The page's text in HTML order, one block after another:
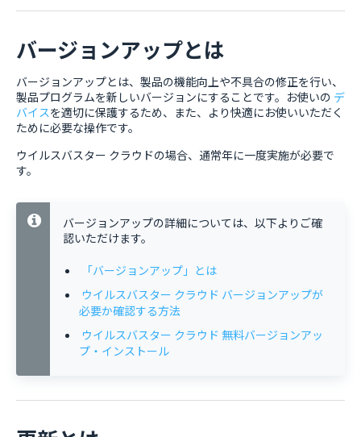
バージョンアップとは
バージョンアップとは、製品の機能向上や不具合の修正を行い、
製品プログラムを新しいバージョンにすることです。お使いの デ
バイスを適切に保護するため、また、より快適にお使いいただく
ために必要な操作です。
ウイルスバスター クラウドの場合、通常年に一度実施が必要で
す。
バージョンアップの詳細については、以下よりご確
認いただけます。
「バージョンアップ」とは
ウイルスバスター クラウド バージョンアップが
必要か確認する方法
ウイルスバスター クラウド 無料バージョンアッ
プ・インストール